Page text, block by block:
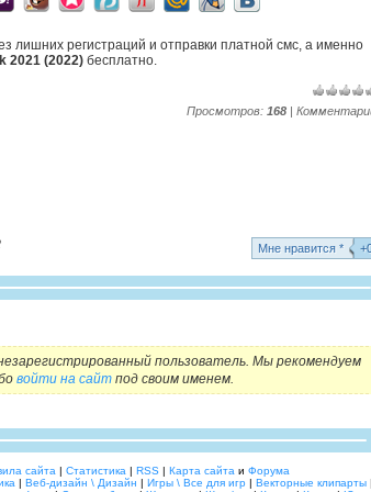
лишних регистраций и отправки платной смс, а именно
2021 (2022)бесплатно.
Просмотров: 168 |
Mне нравится *
пользователь. Мы рекомендуем
войти на сайт под своим именем.
сайта | Статистика | RSS| Карта сайта и Форума
| Веб-дизайн \ Дизайн | Игры \ Все для игр | Векторные клипарты |